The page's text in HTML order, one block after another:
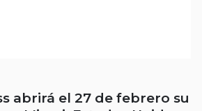
abrirá el 27 de febrero su